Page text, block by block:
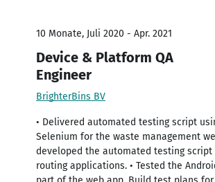
10 Monate, Juli 2020 - Apr. 2021
Device & Platform QA
Engineer
BrighterBins BV
• Delivered automated testing script
Selenium for the waste management
developed the automated testing
routing applications. • Tested the